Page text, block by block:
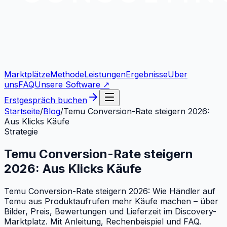
MarktplätzeMethodeLeistungenErgebnisseÜber
unsFAQUnsere Software ↗
Erstgespräch buchen
Startseite/Blog/Temu Conversion-Rate steigern 2026:
Aus Klicks Käufe
Strategie
Temu Conversion-Rate steigern
2026: Aus Klicks Käufe
Temu Conversion-Rate steigern 2026: Wie Händler auf
Temu aus Produktaufrufen mehr Käufe machen – über
Bilder, Preis, Bewertungen und Lieferzeit im Discovery-
Marktplatz. Mit Anleitung, Rechenbeispiel und FAQ.